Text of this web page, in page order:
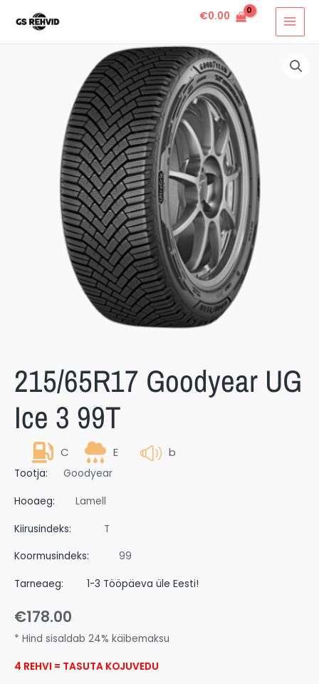
€0.00
215/65R17 Goodyear UG
Ice 3 99T
C E b
Tootja: Goodyear
Hooaeg: Lamell
Kiirusindeks: T
Koormusindeks: 99
Tarneaeg: 1-3 Tööpäeva üle Eesti!
€178.00
* Hind sisaldab 24% käibemaksu
4 REHVI = TASUTA KOJUVEDU